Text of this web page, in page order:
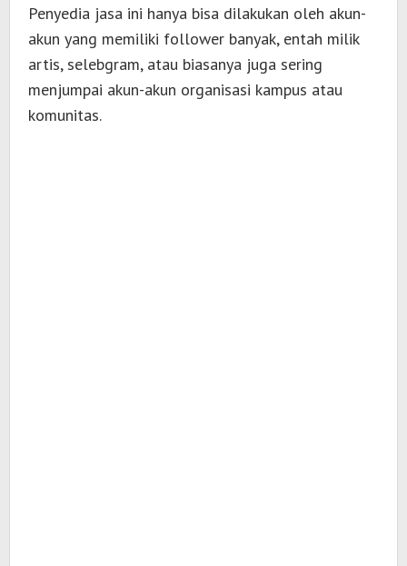
Penyedia jasa ini hanya bisa dilakukan oleh akun-
akun yang memiliki follower banyak, entah milik
artis, selebgram, atau biasanya juga sering
menjumpai akun-akun organisasi kampus atau
komunitas.